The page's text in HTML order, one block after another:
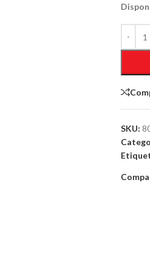
SKU: